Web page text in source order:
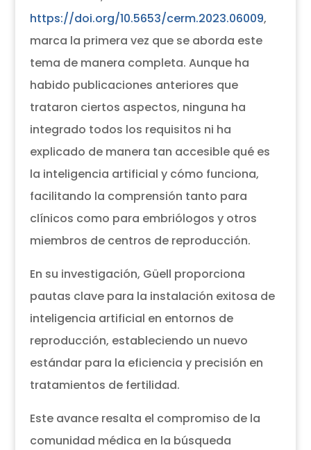
https://doi.org/10.5653/cerm.2023.06009,
marca la primera vez que se aborda este
tema de manera completa. Aunque ha
habido publicaciones anteriores que
trataron ciertos aspectos, ninguna ha
integrado todos los requisitos ni ha
explicado de manera tan accesible qué es
la inteligencia artificial y cómo funciona,
facilitando la comprensión tanto para
clínicos como para embriólogos y otros
miembros de centros de reproducción.
En su investigación, Güell proporciona
pautas clave para la instalación exitosa de
inteligencia artificial en entornos de
reproducción, estableciendo un nuevo
estándar para la eficiencia y precisión en
tratamientos de fertilidad.
Este avance resalta el compromiso de la
comunidad médica en la búsqueda